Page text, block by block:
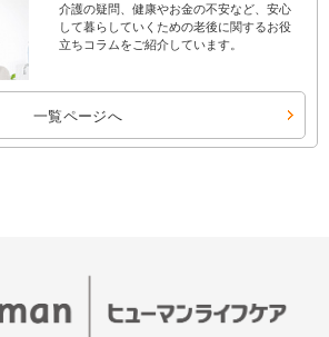
介護の疑問、健康やお金の不安など、安心
して暮らしていくための老後に関するお役
立ちコラムをご紹介しています。
一覧ページへ